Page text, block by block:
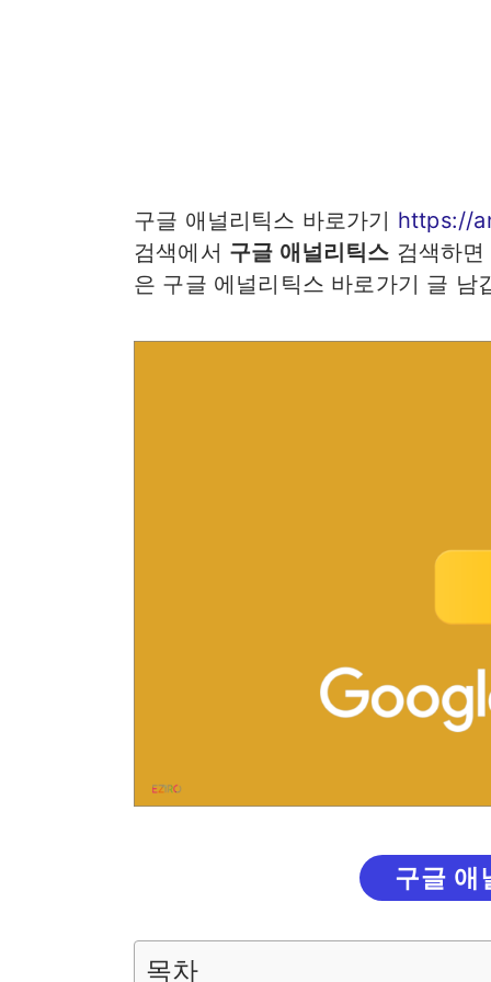
구글 애널리틱스 바로가기 https://
검색에서 구글 애널리틱스 검색하
은 구글 에널리틱스 바로가기 글 남
구글 애
목차